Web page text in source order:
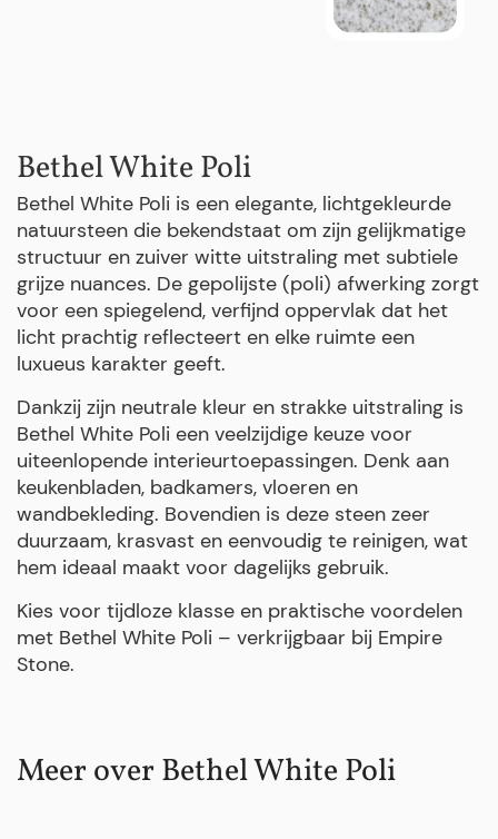
Bethel White Poli
Bethel White Poli is een elegante, lichtgekleurde
natuursteen die bekendstaat om zijn gelijkmatige
structuur en zuiver witte uitstraling met subtiele
grijze nuances. De gepolijste (poli) afwerking zorgt
voor een spiegelend, verfijnd oppervlak dat het
licht prachtig reflecteert en elke ruimte een
luxueus karakter geeft.
Dankzij zijn neutrale kleur en strakke uitstraling is
Bethel White Poli een veelzijdige keuze voor
uiteenlopende interieurtoepassingen. Denk aan
keukenbladen, badkamers, vloeren en
wandbekleding. Bovendien is deze steen zeer
duurzaam, krasvast en eenvoudig te reinigen, wat
hem ideaal maakt voor dagelijks gebruik.
Kies voor tijdloze klasse en praktische voordelen
met Bethel White Poli – verkrijgbaar bij Empire
Stone.
Meer over Bethel White Poli